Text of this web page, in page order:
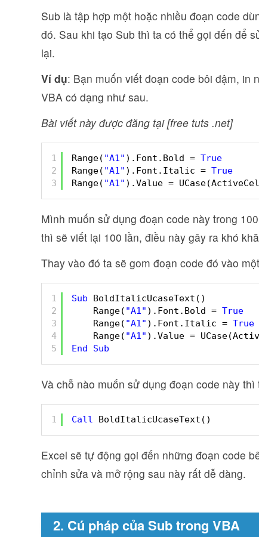
Sub là tập hợp một hoặc nhiều đoạn code
đó. Sau khi tạo Sub thì ta có thể gọi đến để
lại.
Ví dụ: Bạn muốn viết đoạn code bôi đậm, in
VBA có dạng như sau.
Bài viết này được đăng tại [free tuts .net]
1
2
3
Range( "A1" ).Font.Bold = True
Range( "A1" ).Font.Italic = True
Range( "A1" ).Value =
Mình muốn sử dụng đoạn code này trong
thì sẽ viết lại 100 lần, điều này gây ra khó
Thay vào đó ta sẽ gom đoạn code đó vào
1
2
3
4
5
Sub
BoldItalicUcaseText()
Range( "A1" ).Font.Bold = True
Range( "A1" ).Font.Italic = True
Range( "A1" ).Value =
End
Sub
Và chỗ nào muốn sử dụng đoạn code này
1 Call BoldItalicUcaseText()
Excel sẽ tự động gọi đến những đoạn code
chỉnh sửa và mở rộng sau này rất dễ dàng.
2. Cú pháp của Sub trong VBA